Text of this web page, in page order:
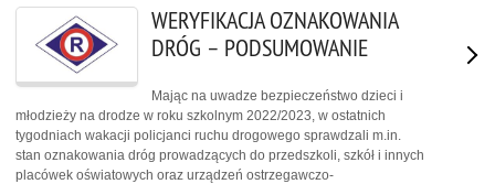
WERYFIKACJA OZNAKOWANIA
DRÓG – PODSUMOWANIE
Mając na uwadze bezpieczeństwo dzieci i
młodzieży na drodze w roku szkolnym 2022/2023, w ostatnich
tygodniach wakacji policjanci ruchu drogowego sprawdzali m.in.
stan oznakowania dróg prowadzących do przedszkoli, szkół i innych
placówek oświatowych oraz urządzeń ostrzegawczo-